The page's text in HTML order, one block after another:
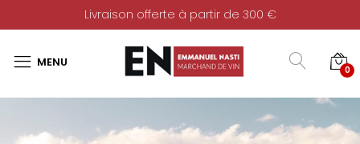
Livraison offerte à partir de 300 €
0